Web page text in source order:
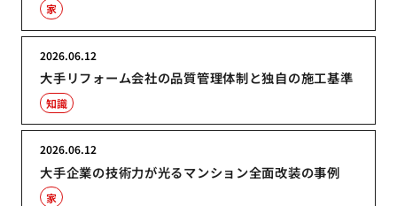
家
大手リフォーム会社の品質管理体制と独自の施工基準
2026.06.12
知識
大手企業の技術力が光るマンション全面改装の事例
2026.06.12
家